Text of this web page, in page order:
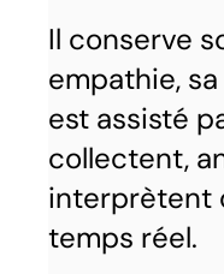
Il conserve
empathie,
est assisté
collectent,
interprètent
temps réel.